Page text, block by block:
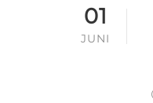
01
JUNI